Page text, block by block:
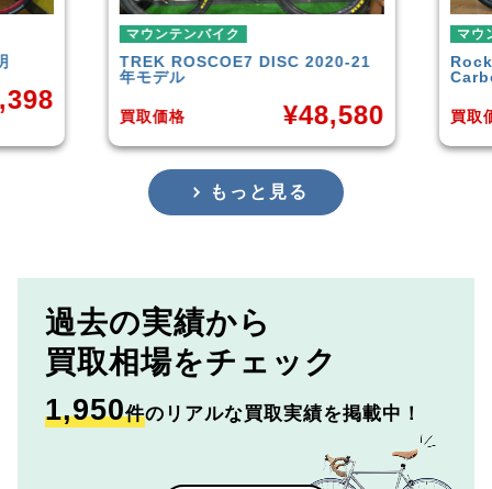
DISC 2020-21
48,580
Rocky Mountain
Element
買取価格
もっと見る
過去の実績から
買取相場をチェック
1,950件のリアルな買取実績を掲載中！